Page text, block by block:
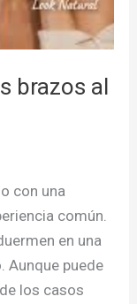
brazos al
con una
común.
en una
Aunque puede
los casos